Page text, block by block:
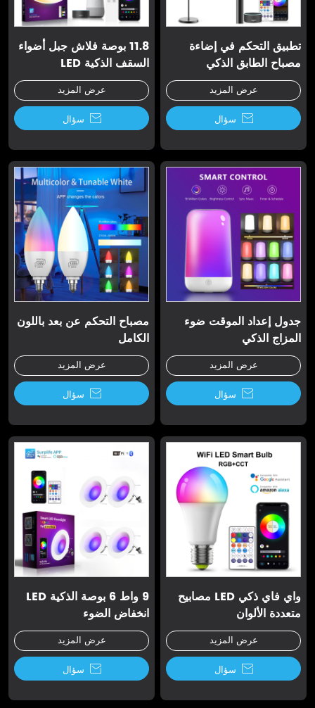
تطبيق التحكم في إضاءة
مصباح الطابق الذكي
عرض المزيد
 سؤال
11.8 بوصة فلاش جبل أضواء
السقف الذكية LED
عرض المزيد
 سؤال
جدول إعداد الموقت ضوء
المزاج الذكي
عرض المزيد
 سؤال
مصباح التحكم عن بعد باللون
الكامل
عرض المزيد
 سؤال
واي فاي ذكي LED مصابيح
متعددة الألوان
عرض المزيد
 سؤال
9 واط 6 بوصة الذكية LED
انخفاض الضوء
عرض المزيد
 سؤال